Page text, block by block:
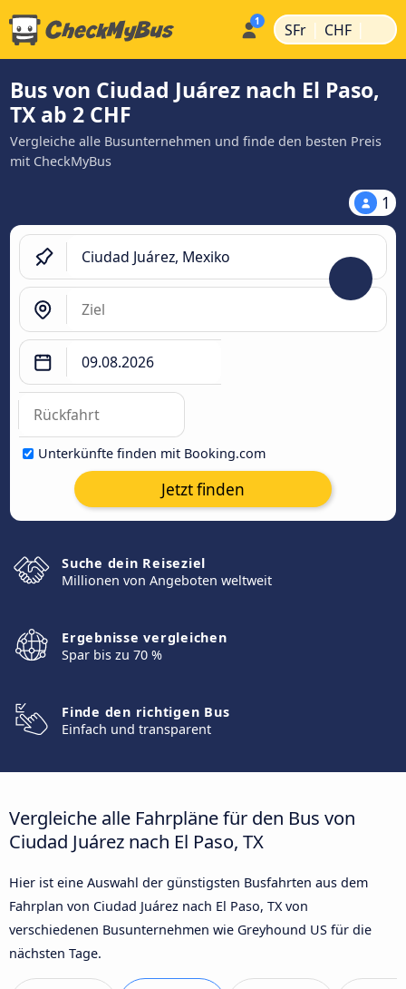
SFr | CHF |
Bus von Ciudad Juárez nach El Paso,
TX ab 2 CHF
Vergleiche alle Busunternehmen und finde den besten Preis
mit CheckMyBus
1
Unterkünfte finden mit Booking.com
Jetzt finden
Suche dein Reiseziel
Millionen von Angeboten weltweit
Ergebnisse vergleichen
Spar bis zu 70 %
Finde den richtigen Bus
Einfach und transparent
Vergleiche alle Fahrpläne für den Bus von
Ciudad Juárez nach El Paso, TX
Hier ist eine Auswahl der günstigsten Busfahrten aus dem
Fahrplan von Ciudad Juárez nach El Paso, TX von
verschiedenen Busunternehmen wie Greyhound US für die
nächsten Tage.